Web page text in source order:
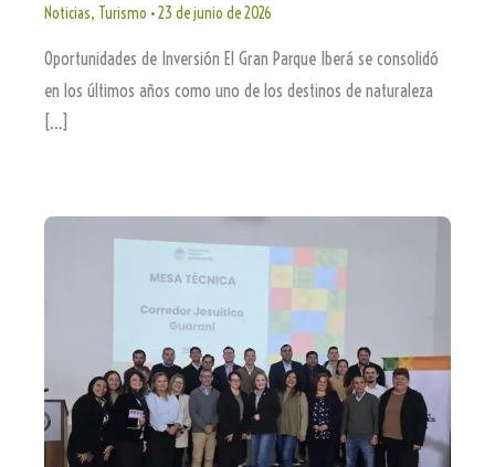
Noticias, Turismo •23 de junio de 2026
Oportunidades de Inversión El Gran Parque Iberá se consolidó
en los últimos años como uno de los destinos de naturaleza
[…]